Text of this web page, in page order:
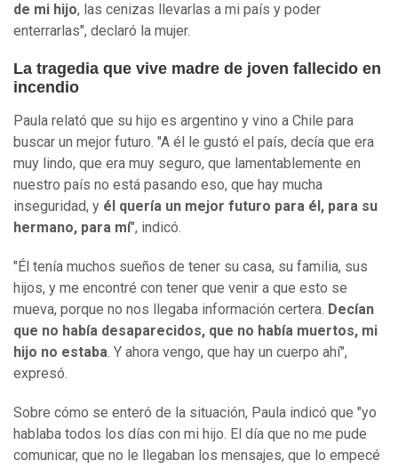
de mi hijo, las cenizas llevarlas a mi país y poder
enterrarlas", declaró la mujer.
La tragedia que vive madre de joven fallecido en
incendio
Paula relató que su hijo es argentino y vino a Chile para
buscar un mejor futuro. "A él le gustó el país, decía que era
muy lindo, que era muy seguro, que lamentablemente en
nuestro país no está pasando eso, que hay mucha
inseguridad, y él quería un mejor futuro para él, para su
hermano, para mí", indicó.
"Él tenía muchos sueños de tener su casa, su familia, sus
hijos, y me encontré con tener que venir a que esto se
mueva, porque no nos llegaba información certera. Decían
que no había desaparecidos, que no había muertos, mi
hijo no estaba. Y ahora vengo, que hay un cuerpo ahí",
expresó.
Sobre cómo se enteró de la situación, Paula indicó que "yo
hablaba todos los días con mi hijo. El día que no me pude
comunicar, que no le llegaban los mensajes, que lo empecé